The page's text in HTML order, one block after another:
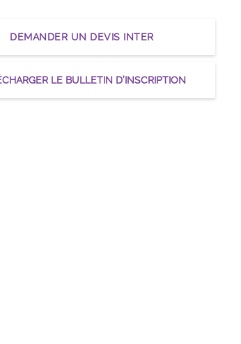
DEMANDER UN DEVIS INTER
LE BULLETIN D’INSCRIPTION